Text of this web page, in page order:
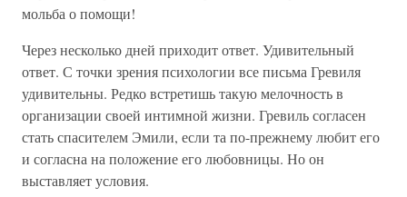
мольба о помощи!
Через несколько дней приходит ответ. Удивительный
ответ. С точки зрения психологии все письма Гревиля
удивительны. Редко встретишь такую мелочность в
организации своей интимной жизни. Гревиль согласен
стать спасителем Эмили, если та по-прежнему любит его
и согласна на положение его любовницы. Но он
выставляет условия.